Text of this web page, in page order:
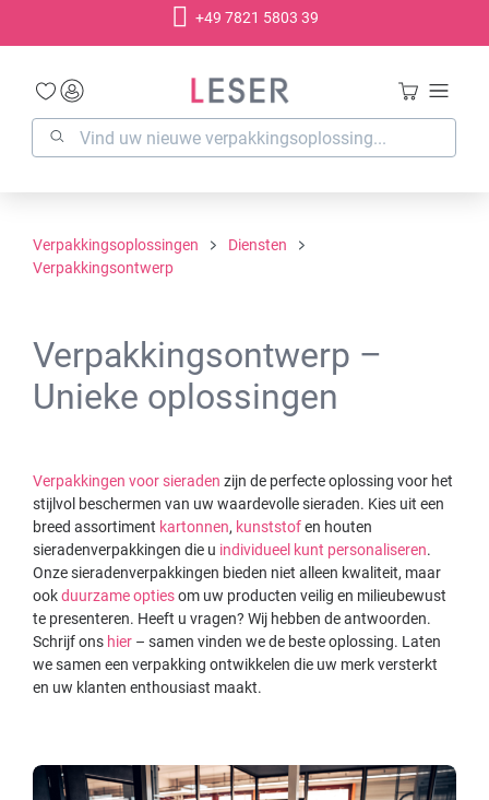
+49 7821 5803 39
Verpakkingsoplossingen
Diensten
Verpakkingsontwerp
Verpakkingsontwerp –
Unieke oplossingen
Verpakkingen voor sieraden zijn de perfecte oplossing voor het
stijlvol beschermen van uw waardevolle sieraden. Kies uit een
breed assortiment kartonnen, kunststofen houten
sieradenverpakkingen die u individueel kunt personaliseren.
Onze sieradenverpakkingen bieden niet alleen kwaliteit, maar
ookduurzame optiesom uw producten veilig en milieubewust
te presenteren. Heeft u vragen? Wij hebben de antwoorden.
Schrijf ons hier – samen vinden we de beste oplossing. Laten
we samen een verpakking ontwikkelen die uw merk versterkt
en uw klanten enthousiast maakt.